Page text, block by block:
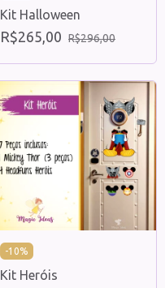
Kit Halloween
R$265,00 R$296,00
-10%
Kit Heróis